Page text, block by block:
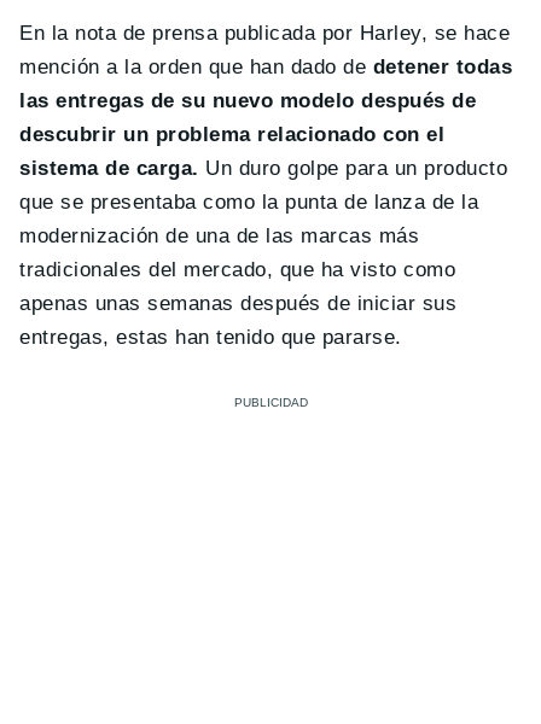
En la nota de prensa publicada por Harley, se hace
mención a la orden que han dado de detener todas
las entregas de su nuevo modelo después de
descubrir un problema relacionado con el
sistema de carga. Un duro golpe para un producto
que se presentaba como la punta de lanza de la
modernización de una de las marcas más
tradicionales del mercado, que ha visto como
apenas unas semanas después de iniciar sus
entregas, estas han tenido que pararse.